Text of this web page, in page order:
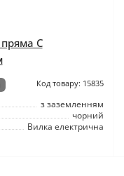
C
Код товару: 15835
з заземленням
чорний
Вилка електрична